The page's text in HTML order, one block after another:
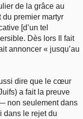
de la grâce au
du premier martyr
[d’un tel
Dès lors Il fait
annoncer « jusqu’au
dire que le cœur
a fait la preuve
non seulement dans
dans le rejet du